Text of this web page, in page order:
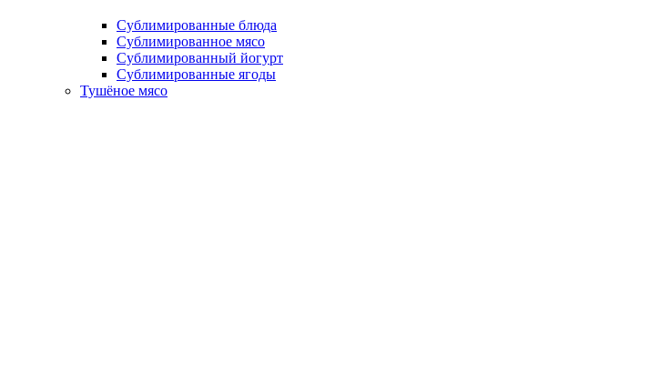
Сублимированные блюда
Cублимированное мясо
Сублимированный йогурт
Сублимированные ягоды
Тушёное мясо